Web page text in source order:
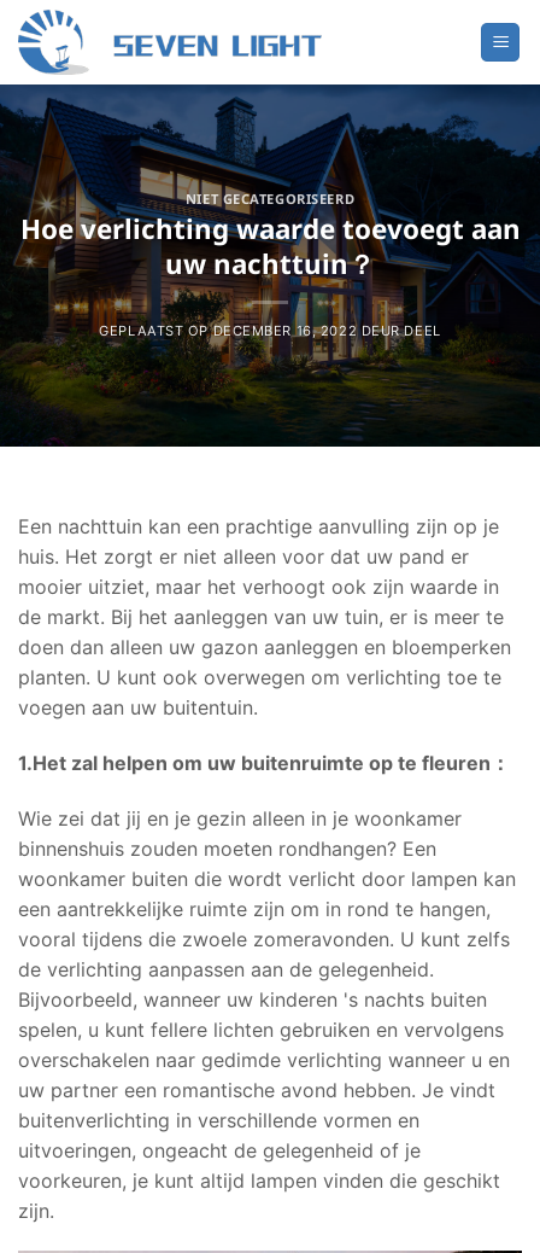
naar
inhoud
NIET GECATEGORISEERD
Hoe verlichting waarde toevoegt aan
uw nachttuin？
GEPLAATST OPDECEMBER 16, 2022 DEURDEEL
Een nachttuin kan een prachtige aanvulling zijn op je
huis. Het zorgt er niet alleen voor dat uw pand er
mooier uitziet, maar het verhoogt ook zijn waarde in
de markt. Bij het aanleggen van uw tuin, er is meer te
doen dan alleen uw gazon aanleggen en bloemperken
planten. U kunt ook overwegen om verlichting toe te
voegen aan uw buitentuin.
1.Het zal helpen om uw buitenruimte op te fleuren：
Wie zei dat jij en je gezin alleen in je woonkamer
binnenshuis zouden moeten rondhangen? Een
woonkamer buiten die wordt verlicht door lampen kan
een aantrekkelijke ruimte zijn om in rond te hangen,
vooral tijdens die zwoele zomeravonden. U kunt zelfs
de verlichting aanpassen aan de gelegenheid.
Bijvoorbeeld, wanneer uw kinderen 's nachts buiten
spelen, u kunt fellere lichten gebruiken en vervolgens
overschakelen naar gedimde verlichting wanneer u en
uw partner een romantische avond hebben. Je vindt
buitenverlichting in verschillende vormen en
uitvoeringen, ongeacht de gelegenheid of je
voorkeuren, je kunt altijd lampen vinden die geschikt
zijn.